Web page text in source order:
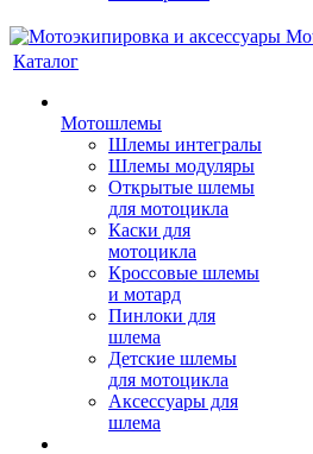
Каталог
Мотошлемы
Шлемы интегралы
Шлемы модуляры
Открытые шлемы
для мотоцикла
Каски для
мотоцикла
Кроссовые шлемы
и мотард
Пинлоки для
шлема
Детские шлемы
для мотоцикла
Аксессуары для
шлема